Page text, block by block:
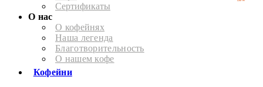
Сертификаты
О нас
О кофейнях
Наша легенда
Благотворительность
О нашем кофе
Кофейни